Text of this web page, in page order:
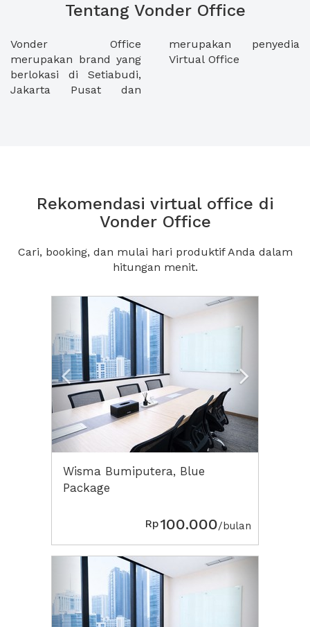
Tentang Vonder Office
Vonder Office
merupakan brand yang
berlokasi di Setiabudi,
Jakarta Pusat dan
merupakan penyedia
Virtual Office
Rekomendasi virtual office di
Vonder Office
Cari, booking, dan mulai hari produktif Anda dalam
hitungan menit.
Previous
Wisma Bumiputera, Blue
Package
Rp100.000/bulan
Previous